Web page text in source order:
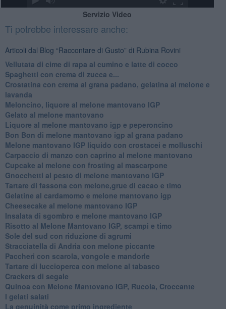
Servizio Video
Ti potrebbe interessare anche:
Articoli dal Blog “Raccontare di Gusto” di Rubina Rovini
Vellutata di cime di rapa al cumino e latte di cocco
Spaghetti con crema di zucca e...
Crostatina con crema al grana padano, gelatina al melone e
lavanda
Meloncino, liquore al melone mantovano IGP
Gelato al melone mantovano
Liquore al melone mantovano igp e peperoncino
Bon Bon di melone mantovano igp al grana padano
Melone mantovano IGP liquido con crostacei e molluschi
Carpaccio di manzo con caprino al melone mantovano
Cupcake al melone con frosting al mascarpone
Gnocchetti al pesto di melone mantovano IGP
Tartare di fassona con melone,grue di cacao e timo
Gelatine al cardamomo e melone mantovano igp
Cheesecake al melone mantovano IGP
Insalata di sgombro e melone mantovano IGP
Risotto al Melone Mantovano IGP, scampi e timo
Sole del sud con riduzione di agrumi
Stracciatella di Andria con melone piccante
Paccheri con scarola, vongole e mandorle
Tartare di luccioperca con melone al tabasco
Crackers di segale
Quinoa con Melone Mantovano IGP, Rucola, Croccante
I gelati salati
La genuinità come primo ingrediente